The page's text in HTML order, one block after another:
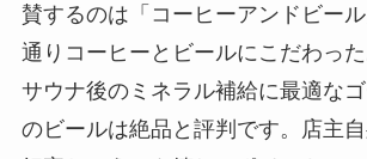
賛するのは「コーヒーアンドビー
通りコーヒーとビールにこだわっ
サウナ後のミネラル補給に最適な
のビールは絶品と評判です。店主